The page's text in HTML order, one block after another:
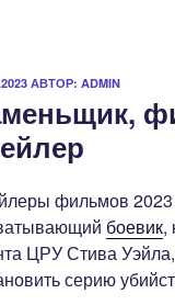
АВТОР: ADMIN
фильмов
боевик,
ЦРУ Стива
серию